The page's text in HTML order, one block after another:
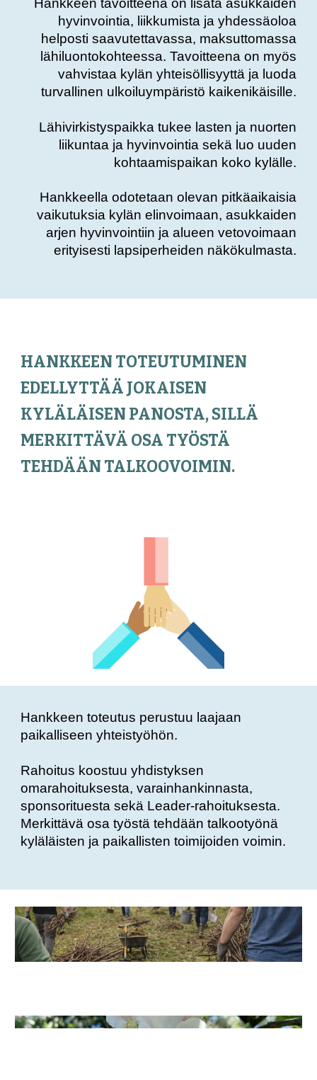
Hankkeen tavoitteena on lisätä asukkaiden
hyvinvointia, liikkumista ja yhdessäoloa
helposti saavutettavassa, maksuttomassa
lähiluontokohteessa. Tavoitteena on myös
vahvistaa kylän yhteisöllisyyttä ja luoda
turvallinen ulkoiluympäristö kaikenikäisille.
Lähivirkistyspaikka tukee lasten ja nuorten
liikuntaa ja hyvinvointia sekä luo uuden
kohtaamispaikan koko kylälle.
Hankkeella odotetaan olevan pitkäaikaisia
vaikutuksia kylän elinvoimaan, asukkaiden
arjen hyvinvointiin ja alueen vetovoimaan
erityisesti lapsiperheiden näkökulmasta.
HANKKEEN TOTEUTUMINEN
EDELLYTTÄÄ JOKAISEN
KYLÄLÄISEN PANOSTA, SILLÄ
MERKITTÄVÄ OSA TYÖSTÄ
TEHDÄÄN TALKOOVOIMIN.
Hankkeen toteutus perustuu laajaan
paikalliseen yhteistyöhön.
Rahoitus koostuu yhdistyksen
omarahoituksesta, varainhankinnasta,
sponsorituesta sekä Leader-rahoituksesta.
Merkittävä osa työstä tehdään talkootyönä
kyläläisten ja paikallisten toimijoiden voimin.